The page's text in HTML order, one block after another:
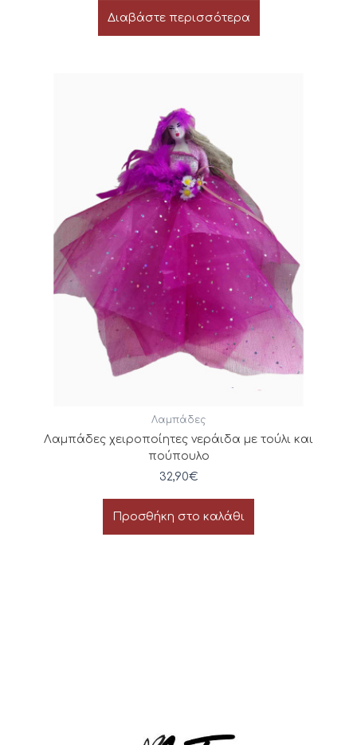
Διαβάστε περισσότερα
Λαμπάδες
Λαμπάδες χειροποίητες νεράιδα με τούλι και
πούπουλο
32,90€
Προσθήκη στο καλάθι